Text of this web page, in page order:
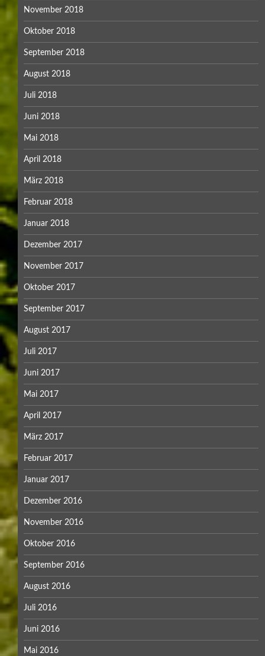
November 2018
Oktober 2018
September 2018
August 2018
Juli 2018
Juni 2018
Mai 2018
April 2018
März 2018
Februar 2018
Januar 2018
Dezember 2017
November 2017
Oktober 2017
September 2017
August 2017
Juli 2017
Juni 2017
Mai 2017
April 2017
März 2017
Februar 2017
Januar 2017
Dezember 2016
November 2016
Oktober 2016
September 2016
August 2016
Juli 2016
Juni 2016
Mai 2016